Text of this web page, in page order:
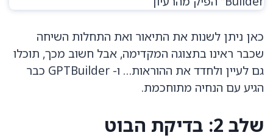
כאן ניתן לשנות את התיאור ואת התחלות השיחה
שכבר ראינו בתצוגה המקדימה, אבל חשוב מכך, תוכלו
גם לעיין ולחדד את ההוראות… ו- GPTBuilder כבר
הגיע עם הנחיה מתוחכמת.
שלב 2: בדיקת הבוט